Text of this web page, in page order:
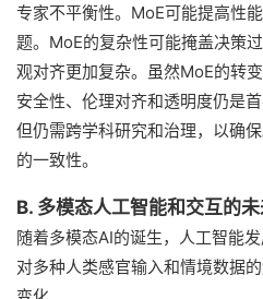
专家不平衡性。MoE可能提高性
题。MoE的复杂性可能掩盖决策
观对齐更加复杂。虽然MoE的转
安全性、伦理对齐和透明度仍是
但仍需跨学科研究和治理，以确
的一致性。
B. 多模态人工智能和交互的
随着多模态AI的诞生，人工智能
对多种人类感官输入和情境数据